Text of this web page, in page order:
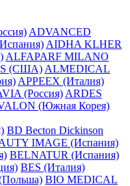
ADVANCED
AIDHA KLHER
ALFAPARF MILANO
(США) ALMEDICAL
APPEEX (Италия)
(Россия) ARDES
(Южная Корея)
BD Becton Dickinson
IMAGE (Испания)
BELNATUR (Испания)
BES (Италия)
BIO MEDICAL